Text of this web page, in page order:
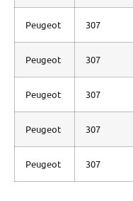
Peugeot 307
Peugeot 307
Peugeot 307
Peugeot 307
Peugeot 307